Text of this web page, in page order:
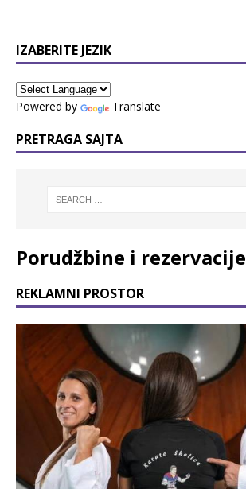
IZABERITE JEZIK
Powered by Translate
PRETRAGA SAJTA
Porudžbine i rezervacije
REKLAMNI PROSTOR